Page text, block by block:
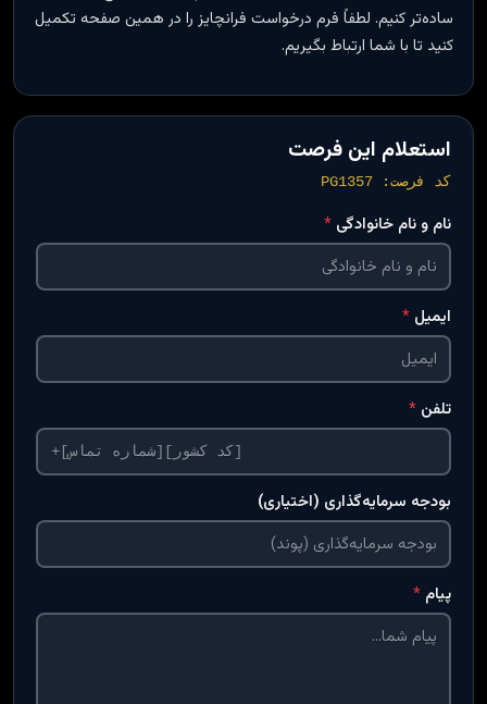
ساده‌تر کنیم. لطفاً فرم درخواست فرانچایز را در همین صفحه تکمیل
کنید تا با شما ارتباط بگیریم.
استعلام این فرصت
کد فرصت: PG1357
نام و نام خانوادگی *
ایمیل *
تلفن *
بودجه سرمایه‌گذاری (اختیاری)
پیام *